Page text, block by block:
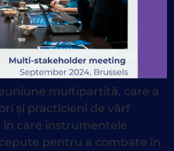
multipartită, care a
și practicieni de vârf
care instrumentele
pentru a combate în